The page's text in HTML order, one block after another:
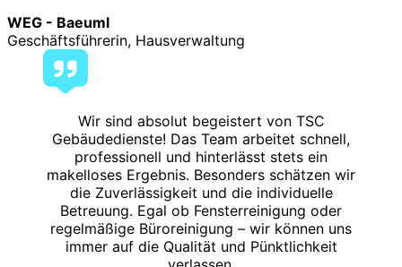
WEG - Baeuml
Geschäftsführerin, Hausverwaltung
Wir sind absolut begeistert von TSC
Gebäudedienste! Das Team arbeitet schnell,
professionell und hinterlässt stets ein
makelloses Ergebnis. Besonders schätzen wir
die Zuverlässigkeit und die individuelle
Betreuung. Egal ob Fensterreinigung oder
regelmäßige Büroreinigung – wir können uns
immer auf die Qualität und Pünktlichkeit